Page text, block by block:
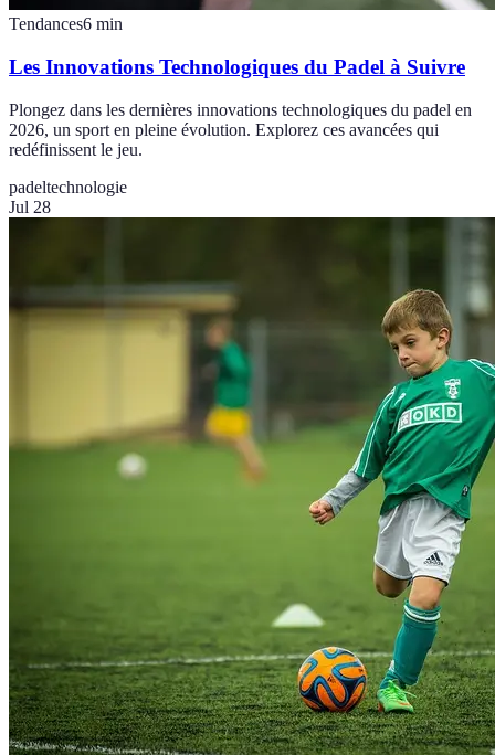
Tendances6 min
Les Innovations Technologiques du Padel à Suivre
Plongez dans les dernières innovations technologiques du padel en
2026, un sport en pleine évolution. Explorez ces avancées qui
redéfinissent le jeu.
padeltechnologie
Jul 28